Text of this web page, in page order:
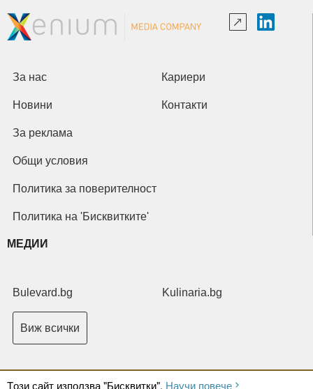
Tози сайт използва "Бисквитки". Научи повече
За нас Кариери
Новини Контакти
За реклама
Общи условия
Политика за поверителност
Политика на 'Бисквитките'
МЕДИИ
Bulevard.bg Kulinaria.bg
Виж всички